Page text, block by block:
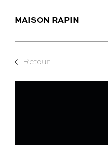
MAISON RAPIN
Retour